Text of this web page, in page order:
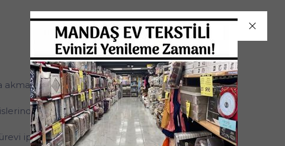
akma problemi yaşanmaz.
birinde boyanmıştır.
iplik bulunmamaktadır.